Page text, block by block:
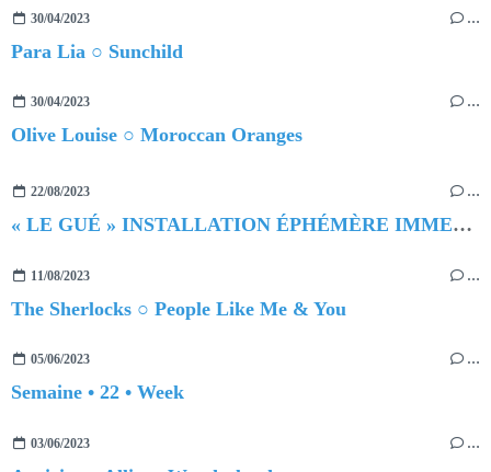
30/04/2023 …
Para Lia ○ Sunchild
30/04/2023 …
Olive Louise ○ Moroccan Oranges
22/08/2023 …
« LE GUÉ » INSTALLATION ÉPHÉMÈRE IMMERVISE
11/08/2023 …
The Sherlocks ○ People Like Me & You
05/06/2023 …
Semaine • 22 • Week
03/06/2023 …